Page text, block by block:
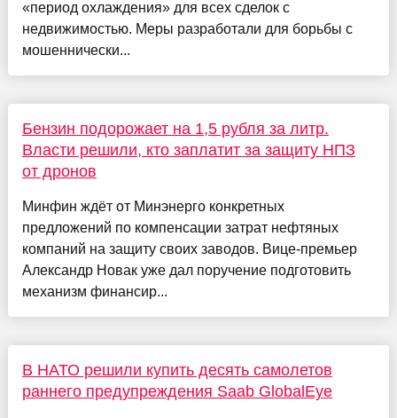
«период охлаждения» для всех сделок с
недвижимостью. Меры разработали для борьбы с
мошеннически...
Бензин подорожает на 1,5 рубля за литр.
Власти решили, кто заплатит за защиту НПЗ
от дронов
Минфин ждёт от Минэнерго конкретных
предложений по компенсации затрат нефтяных
компаний на защиту своих заводов. Вице-премьер
Александр Новак уже дал поручение подготовить
механизм финансир...
В НАТО решили купить десять самолетов
раннего предупреждения Saab GlobalEye